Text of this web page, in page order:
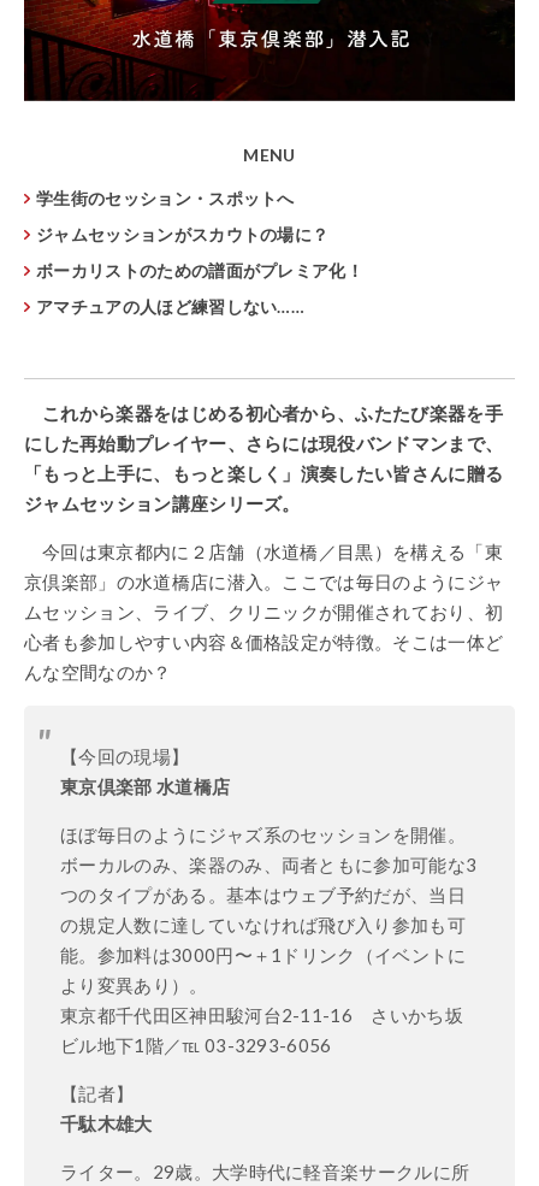
MENU
学生街のセッション・スポットへ
ジャムセッションがスカウトの場に？
ボーカリストのための譜面がプレミア化！
アマチュアの人ほど練習しない……
これから楽器をはじめる初心者から、ふたたび楽器を手
にした再始動プレイヤー、さらには現役バンドマンまで、
「もっと上手に、もっと楽しく」演奏したい皆さんに贈る
ジャムセッション講座シリーズ。
今回は東京都内に２店舗（水道橋／目黒）を構える「東
京倶楽部」の水道橋店に潜入。ここでは毎日のようにジャ
ムセッション、ライブ、クリニックが開催されており、初
心者も参加しやすい内容＆価格設定が特徴。そこは一体ど
んな空間なのか？
【今回の現場】
東京倶楽部 水道橋店
ほぼ毎日のようにジャズ系のセッションを開催。
ボーカルのみ、楽器のみ、両者ともに参加可能な3
つのタイプがある。基本はウェブ予約だが、当日
の規定人数に達していなければ飛び入り参加も可
能。参加料は3000円〜＋1ドリンク（イベントに
より変異あり）。
東京都千代田区神田駿河台2-11-16 さいかち坂
ビル地下1階／℡ 03-3293-6056
【記者】
千駄木雄大
ライター。29歳。大学時代に軽音楽サークルに所